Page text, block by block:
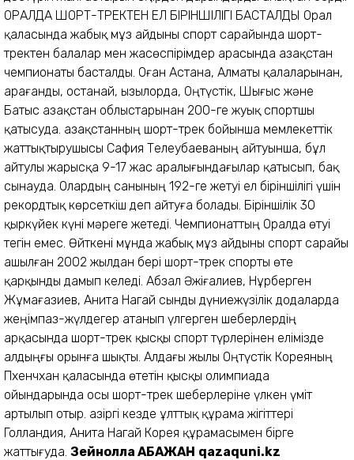
ОРАЛДА ШОРТ-ТРЕКТЕН ЕЛ БІРІНШІЛІГІ БАСТАЛДЫ Орал
қаласында жабық мұз айдыны спорт сарайында шорт-
тректен балалар мен жасөспірімдер арасында Қазақстан
чемпионаты басталды. Оған Астана, Алматы қалаларынан,
Қарағанды, Қостанай, Қызылорда, Оңтүстік, Шығыс және
Батыс Қазақстан облыстарынан 200-ге жуық спортшы
қатысуда. Қазақстанның шорт-трек бойынша мемлекеттік
жаттықтырушысы Сафия Телеубаеваның айтуынша, бұл
айтулы жарысқа 9-17 жас аралығындағылар қатысып, бақ
сынауда. Олардың санының 192-ге жетуі ел біріншілігі үшін
рекордтық көрсеткіш деп айтуға болады. Біріншілік 30
қыркүйек күні мәреге жетеді. Чемпионаттың Оралда өтуі
тегін емес. Өйткені мұнда жабық мұз айдыны спорт сарайы
ашылған 2002 жылдан бері шорт-трек спорты өте
қарқынды дамып келеді. Абзал Әжіғалиев, Нұрберген
Жұмағазиев, Анита Нагай сынды дүниежүзілік додаларда
жеңімпаз-жүлдегер атанып үлгерген шеберлердің
арқасында шорт-трек қысқы спорт түрлерінен елімізде
алдыңғы орынға шықты. Алдағы жылы Оңтүстік Кореяның
Пхенчхан қаласында өтетін қысқы олимпиада
ойындарында осы шорт-трек шеберлеріне үлкен үміт
артылып отыр. Қазіргі кезде ұлттық құрама жігіттері
Голландия, Анита Нагай Корея құрамасымен бірге
жаттығуда. Зейнолла АБАЖАН qazaquni.kz